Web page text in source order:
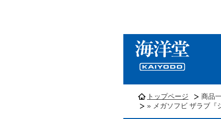
トップページ
商品
» メガソフビ ザラブ『